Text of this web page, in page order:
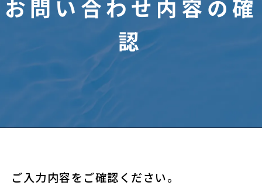
お問い合わせ内容の確
認
ご入力内容をご確認ください。